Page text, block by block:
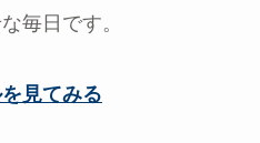
毎日です。
見てみる